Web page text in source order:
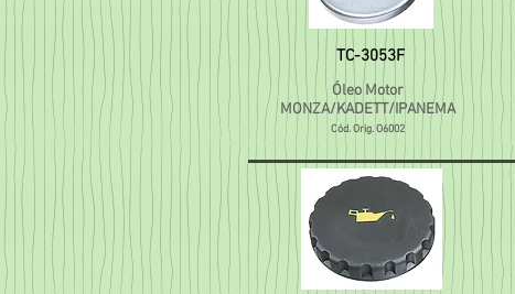
TC-3053F
Óleo Motor
MONZA/KADETT/IPANEMA
Cód. Orig. O6002